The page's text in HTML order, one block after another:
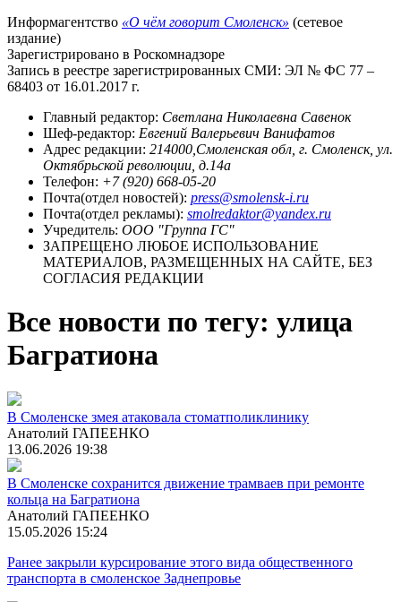
Информагентство «О чём говорит Смоленск» (сетевое
издание)
Зарегистрировано в Роскомнадзоре
Запись в реестре зарегистрированных СМИ: ЭЛ № ФС 77 –
68403 от 16.01.2017 г.
Главный редактор: Светлана Николаевна Савенок
Шеф-редактор: Евгений Валерьевич Ванифатов
Адрес редакции: 214000,Смоленская обл, г. Смоленск, ул.
Октябрьской революции, д.14а
Телефон: +7 (920) 668-05-20
Почта(отдел новостей): press@smolensk-i.ru
Почта(отдел рекламы): smolredaktor@yandex.ru
Учредитель: ООО "Группа ГС"
ЗАПРЕЩЕНО ЛЮБОЕ ИСПОЛЬЗОВАНИЕ
МАТЕРИАЛОВ, РАЗМЕЩЕННЫХ НА САЙТЕ, БЕЗ
СОГЛАСИЯ РЕДАКЦИИ
Все новости по тегу: улица
Багратиона
В Смоленске змея атаковала стоматполиклинику
Анатолий ГАПЕЕНКО
13.06.2026 19:38
В Смоленске сохранится движение трамваев при ремонте
кольца на Багратиона
Анатолий ГАПЕЕНКО
15.05.2026 15:24
Ранее закрыли курсирование этого вида общественного
транспорта в смоленское Заднепровье